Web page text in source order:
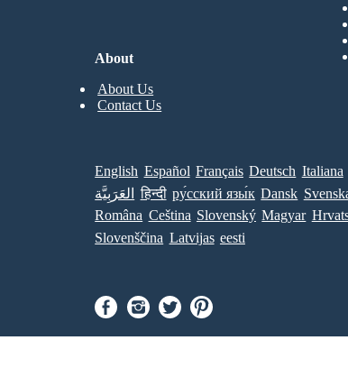
About
About Us
Contact Us
English Español Français Deutsch Italiana
العَرَبِيَّة
हिन्दी ру́сский язы́к Dansk
Româna Ceština Slovenský Magyar
Slovenščina Latvijas eesti